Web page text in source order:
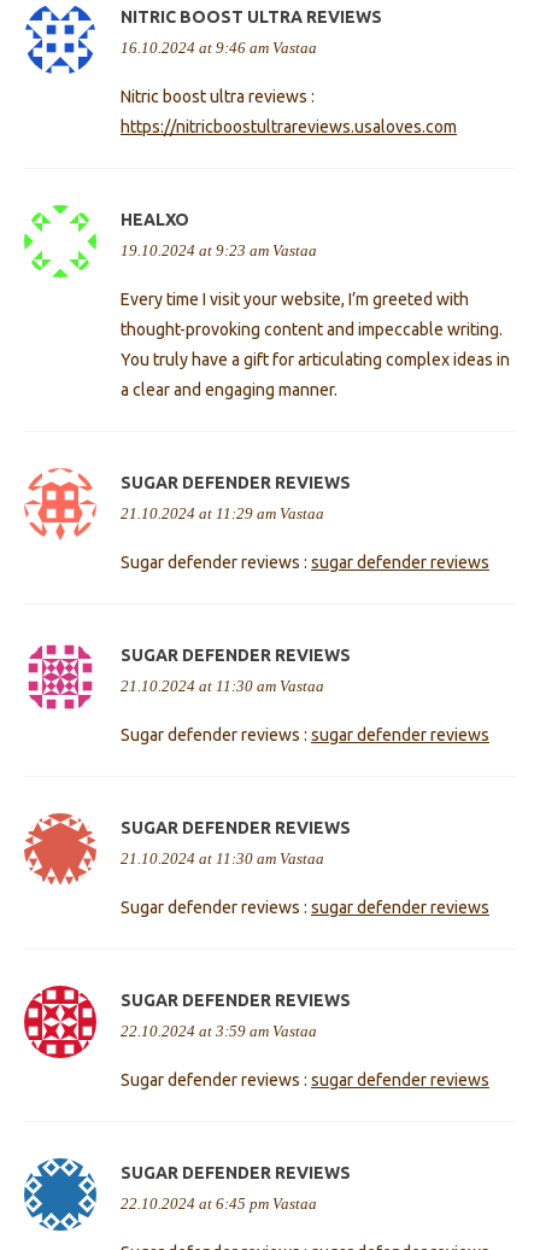
NITRIC BOOST ULTRA REVIEWS
16.10.2024 at 9:46 am Vastaa
Nitric boost ultra reviews :
https://nitricboostultrareviews.usaloves.com
HEALXO
19.10.2024 at 9:23 am Vastaa
Every time I visit your website, I’m greeted with
thought-provoking content and impeccable writing.
You truly have a gift for articulating complex ideas in
a clear and engaging manner.
SUGAR DEFENDER REVIEWS
21.10.2024 at 11:29 am Vastaa
Sugar defender reviews : sugar defender reviews
SUGAR DEFENDER REVIEWS
21.10.2024 at 11:30 am Vastaa
Sugar defender reviews : sugar defender reviews
SUGAR DEFENDER REVIEWS
21.10.2024 at 11:30 am Vastaa
Sugar defender reviews : sugar defender reviews
SUGAR DEFENDER REVIEWS
22.10.2024 at 3:59 am Vastaa
Sugar defender reviews : sugar defender reviews
SUGAR DEFENDER REVIEWS
22.10.2024 at 6:45 pm Vastaa